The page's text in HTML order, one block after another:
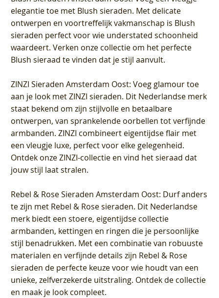
elegantie toe met Blush sieraden. Met delicate
ontwerpen en voortreffelijk vakmanschap is Blush
sieraden perfect voor wie understated schoonheid
waardeert. Verken onze collectie om het perfecte
Blush sieraad te vinden dat je stijl aanvult.
ZINZI Sieraden Amsterdam Oost: Voeg glamour toe
aan je look met ZINZI sieraden. Dit Nederlandse merk
staat bekend om zijn stijlvolle en betaalbare
ontwerpen, van sprankelende oorbellen tot verfijnde
armbanden. ZINZI combineert eigentijdse flair met
een vleugje luxe, perfect voor elke gelegenheid.
Ontdek onze ZINZI-collectie en vind het sieraad dat
jouw stijl laat stralen.
Rebel & Rose Sieraden Amsterdam Oost: Durf anders
te zijn met Rebel & Rose sieraden. Dit Nederlandse
merk biedt een stoere, eigentijdse collectie
armbanden, kettingen en ringen die je persoonlijke
stijl benadrukken. Met een combinatie van robuuste
materialen en verfijnde details zijn Rebel & Rose
sieraden de perfecte keuze voor wie houdt van een
unieke, zelfverzekerde uitstraling. Ontdek de collectie
en maak je look compleet.